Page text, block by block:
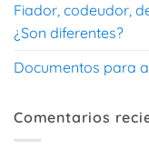
Fiador, codeudor,
¿Son diferentes?
Documentos para
Comentarios